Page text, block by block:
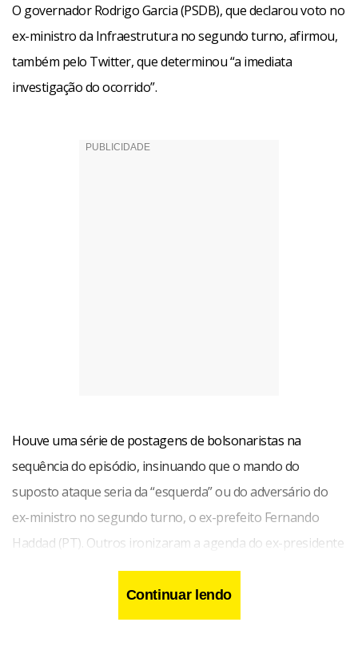
O governador Rodrigo Garcia (PSDB), que declarou voto no
ex-ministro da Infraestrutura no segundo turno, afirmou,
também pelo Twitter, que determinou “a imediata
investigação do ocorrido”.
Houve uma série de postagens de bolsonaristas na
sequência do episódio, insinuando que o mando do
suposto ataque seria da “esquerda” ou do adversário do
ex-ministro no segundo turno, o ex-prefeito Fernando
Haddad (PT). Outros ironizaram a agenda do ex-presidente
Luiz Inácio Lula da Silva no Complexo do Alemão, no Rio de
Janeiro, que ocorreu sem incidentes, na semana passada O
termo “atentado” entrou nos trending topics (assuntos
Continuar lendo